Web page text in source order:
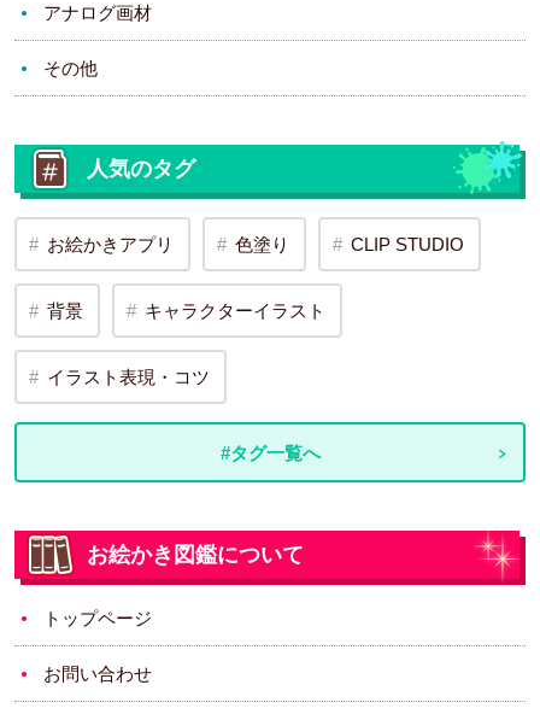
アナログ画材
その他
人気のタグ
お絵かきアプリ 色塗り CLIP STUDIO
背景 キャラクターイラスト
イラスト表現・コツ
#タグ一覧へ
お絵かき図鑑について
トップページ
お問い合わせ